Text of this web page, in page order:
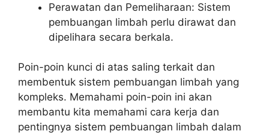
Perawatan dan Pemeliharaan: Sistem
pembuangan limbah perlu dirawat dan
dipelihara secara berkala.
Poin-poin kunci di atas saling terkait dan
membentuk sistem pembuangan limbah yang
kompleks. Memahami poin-poin ini akan
membantu kita memahami cara kerja dan
pentingnya sistem pembuangan limbah dalam